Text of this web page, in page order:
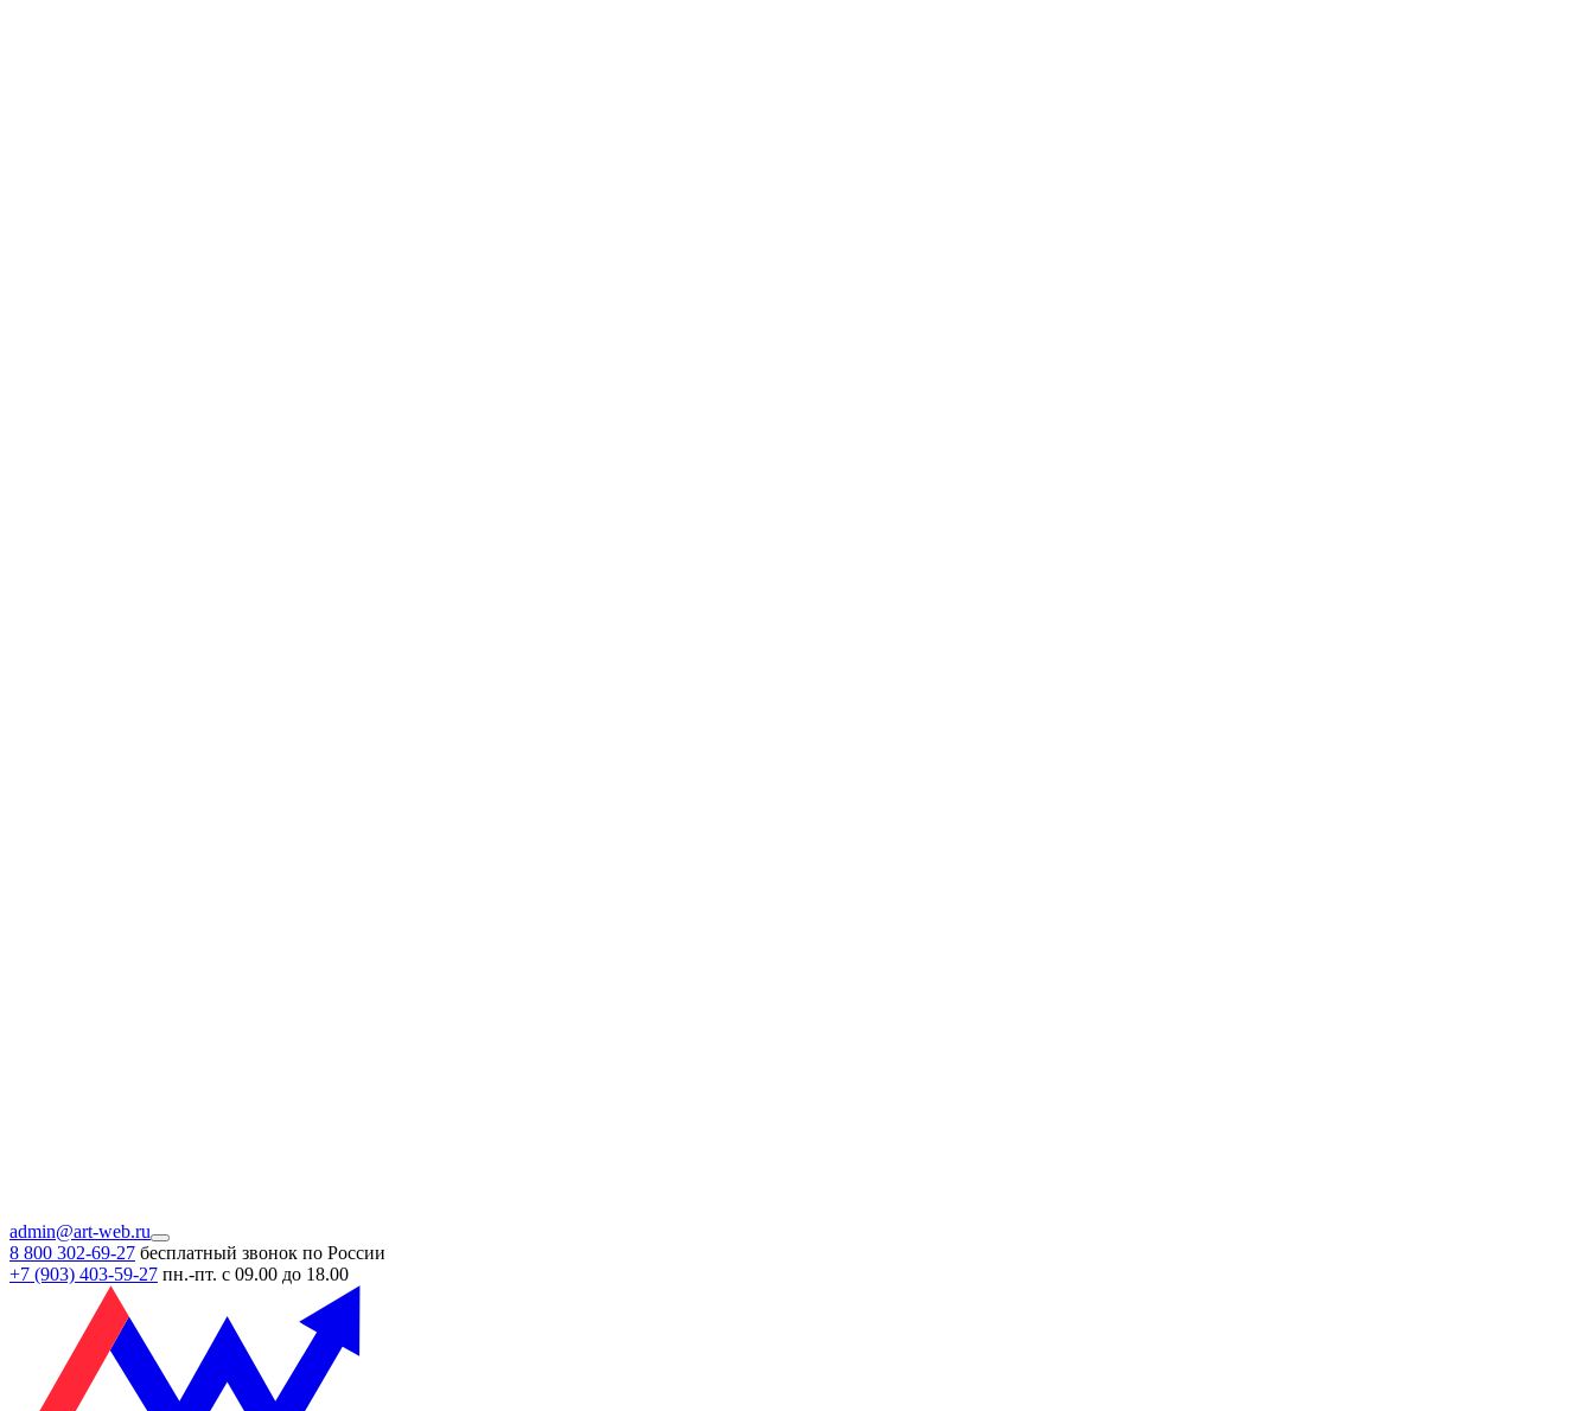
admin@art-web.ru
8 800 302-69-27 бесплатный звонок по России
+7 (903) 403-59-27 пн.-пт. с 09.00 до 18.00